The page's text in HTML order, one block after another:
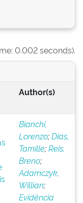
0.002 seconds).
Author(s)
Bianchi,
Lorenzo;Dias,
Tamille;Reis,
Breno;
Adamczyk,
Willian;
Evidência